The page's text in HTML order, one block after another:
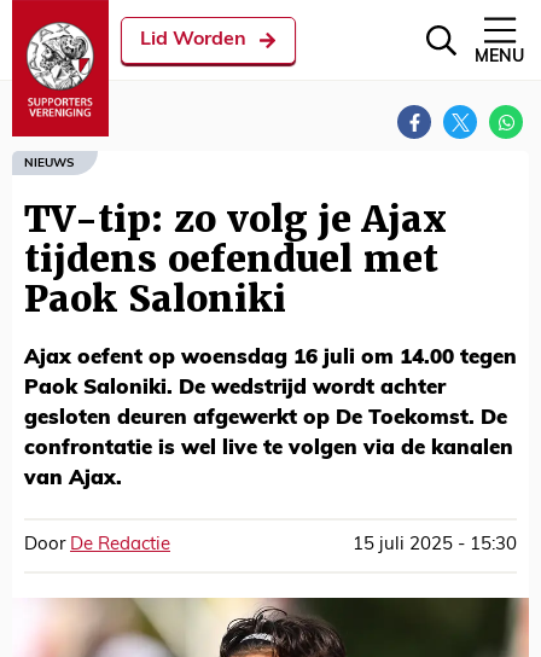
Lid Worden
MENU
NIEUWS
TV-tip: zo volg je Ajax
tijdens oefenduel met
Paok Saloniki
Ajax oefent op woensdag 16 juli om 14.00 tegen
Paok Saloniki. De wedstrijd wordt achter
gesloten deuren afgewerkt op De Toekomst. De
confrontatie is wel live te volgen via de kanalen
van Ajax.
Door De Redactie 15 juli 2025 - 15:30